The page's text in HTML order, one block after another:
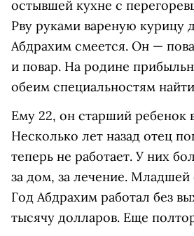
остывшей кухне с
Рву руками вареную курицу
Абдрахим смеется. Он —
и повар. На родине
обеим специальностям
Ему 22, он старший ребенок
Несколько лет назад отец
теперь не работает. У них
за дом, за лечение. Младшей
Год Абдрахим работал без
тысячу долларов. Еще